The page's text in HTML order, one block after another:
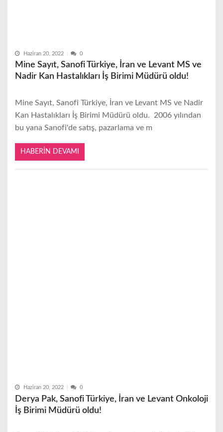
Haziran 20, 2022 0
Mine Sayıt, Sanofi Türkiye, İran ve Levant MS ve
Nadir Kan Hastalıkları İş Birimi Müdürü oldu!
Mine Sayıt, Sanofi Türkiye, İran ve Levant MS ve Nadir
Kan Hastalıkları İş Birimi Müdürü oldu. 2006 yılından
bu yana Sanofi'de satış, pazarlama ve m
HABERIN DEVAMI
Haziran 20, 2022 0
Derya Pak, Sanofi Türkiye, İran ve Levant Onkoloji
İş Birimi Müdürü oldu!